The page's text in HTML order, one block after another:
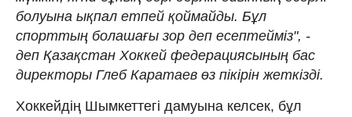
болуына ықпал етпей қоймайды. Бұл
спорттың болашағы зор деп есептейміз", -
деп Қазақстан Хоккей федерациясының бас
директоры Глеб Каратаев өз пікірін жеткізді.
Хоккейдің Шымкеттегі дамуына келсек, бұл